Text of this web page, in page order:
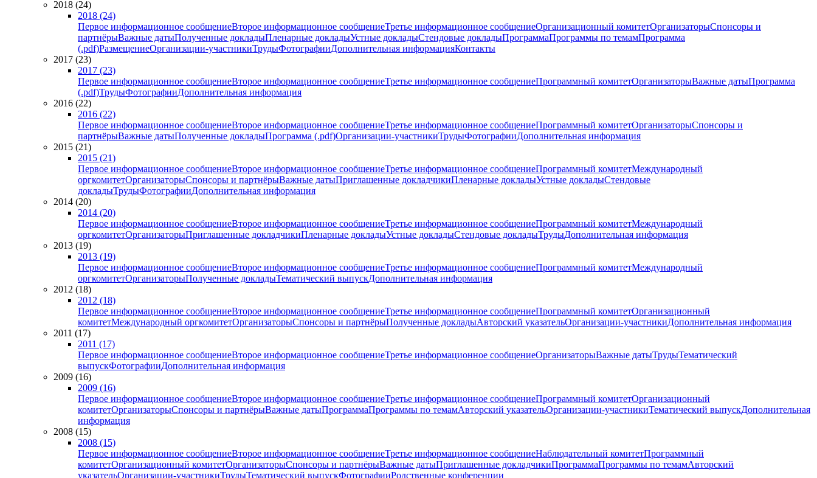
2018 (24)
2018 (24)
Первое информационное сообщениеВторое информационное сообщениеТретье информационное сообщениеОрганизационный комитетОрганизаторыСпонсоры и
партнёрыВажные датыПолученные докладыПленарные докладыУстные докладыСтендовые докладыПрограммаПрограммы по темамПрограмма
(.pdf)РазмещениеОрганизации-участникиТрудыФотографииДополнительная информацияКонтакты
2017 (23)
2017 (23)
Первое информационное сообщениеВторое информационное сообщениеТретье информационное сообщениеПрограммный комитетОрганизаторыВажные датыПрограмма
(.pdf)ТрудыФотографииДополнительная информация
2016 (22)
2016 (22)
Первое информационное сообщениеВторое информационное сообщениеТретье информационное сообщениеПрограммный комитетОрганизаторыСпонсоры и
партнёрыВажные датыПолученные докладыПрограмма (.pdf)Организации-участникиТрудыФотографииДополнительная информация
2015 (21)
2015 (21)
Первое информационное сообщениеВторое информационное сообщениеТретье информационное сообщениеПрограммный комитетМеждународный
оргкомитетОрганизаторыСпонсоры и партнёрыВажные датыПриглашенные докладчикиПленарные докладыУстные докладыСтендовые
докладыТрудыФотографииДополнительная информация
2014 (20)
2014 (20)
Первое информационное сообщениеВторое информационное сообщениеТретье информационное сообщениеПрограммный комитетМеждународный
оргкомитетОрганизаторыПриглашенные докладчикиПленарные докладыУстные докладыСтендовые докладыТрудыДополнительная информация
2013 (19)
2013 (19)
Первое информационное сообщениеВторое информационное сообщениеТретье информационное сообщениеПрограммный комитетМеждународный
оргкомитетОрганизаторыПолученные докладыТематический выпускДополнительная информация
2012 (18)
2012 (18)
Первое информационное сообщениеВторое информационное сообщениеТретье информационное сообщениеПрограммный комитетОрганизационный
комитетМеждународный оргкомитетОрганизаторыСпонсоры и партнёрыПолученные докладыАвторский указательОрганизации-участникиДополнительная информация
2011 (17)
2011 (17)
Первое информационное сообщениеВторое информационное сообщениеТретье информационное сообщениеОрганизаторыВажные датыТрудыТематический
выпускФотографииДополнительная информация
2009 (16)
2009 (16)
Первое информационное сообщениеВторое информационное сообщениеТретье информационное сообщениеПрограммный комитетОрганизационный
комитетОрганизаторыСпонсоры и партнёрыВажные датыПрограммаПрограммы по темамАвторский указательОрганизации-участникиТематический выпускДополнительная
информация
2008 (15)
2008 (15)
Первое информационное сообщениеВторое информационное сообщениеТретье информационное сообщениеНаблюдательный комитетПрограммный
комитетОрганизационный комитетОрганизаторыСпонсоры и партнёрыВажные датыПриглашенные докладчикиПрограммаПрограммы по темамАвторский
указательОрганизации-участникиТрудыТематический выпускФотографииРодственные конференции